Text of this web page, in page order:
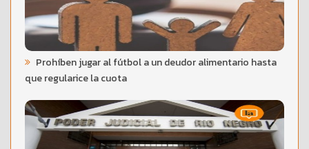
Prohíben jugar al fútbol a un deudor alimentario hasta
que regularice la cuota